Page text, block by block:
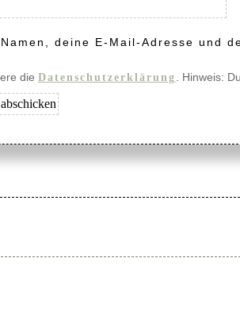
deine E-Mail-Adresse und
die Datenschutzerklärung . Hinweis: